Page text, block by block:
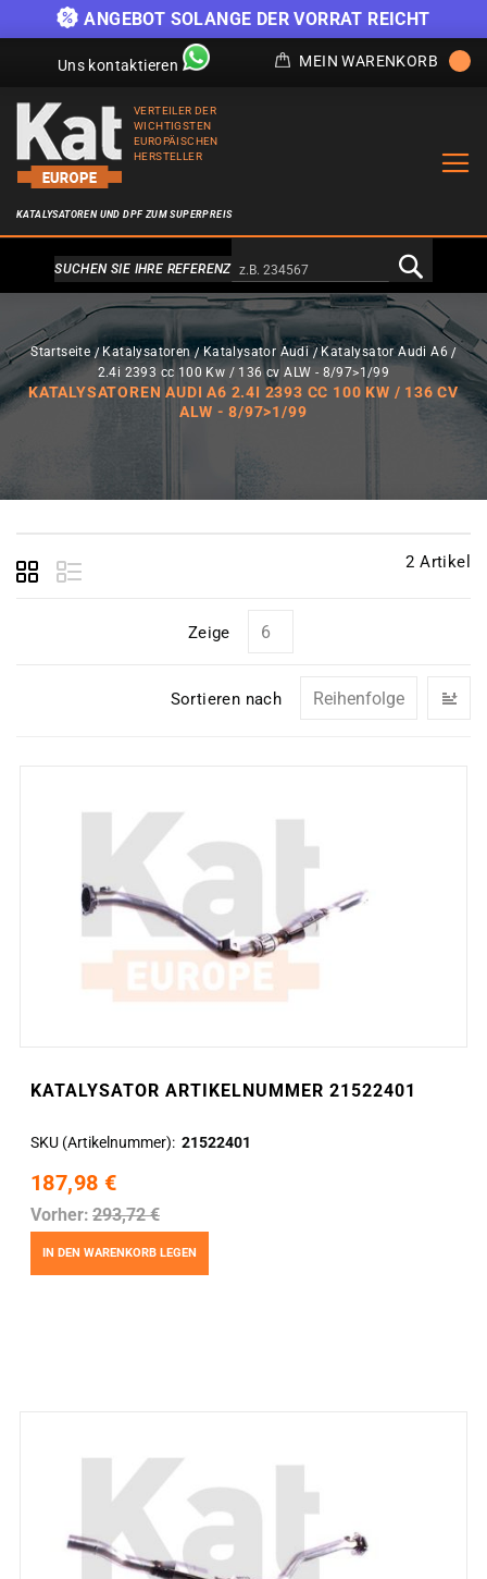
ANGEBOT SOLANGE DER VORRAT REICHT
Uns kontaktieren MEIN WARENKORB
VERTEILER DER
WICHTIGSTEN
EUROPÄISCHEN
HERSTELLER
KATALYSATOREN UND DPF ZUM SUPERPREIS
Alternativa a Doofinder
SUCHEN SIE IHRE REFERENZ
Startseite Katalysatoren Katalysator Audi
Katalysator Audi A6
2.4i 2393 cc 100 Kw / 136 cv ALW - 8/97>1/99
KATALYSATOREN AUDI A6 2.4I 2393 CC 100 KW / 136 CV
ALW - 8/97>1/99
2 Artikel
Zeige
Sortieren nach
KATALYSATOR ARTIKELNUMMER 21522401
SKU (Artikelnummer) 21522401
187,98 €
Vorher: 293,72 €
IN DEN WARENKORB LEGEN